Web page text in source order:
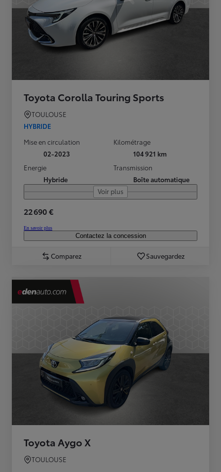
Toyota Corolla Touring Sports
TOULOUSE
HYBRIDE
Mise en circulation
02-2023
Kilométrage
104 921 km
Energie
Hybride
Transmission
Boîte automatique
Voir plus
22 690 €
En savoir plus
Contactez la concession
Comparez Sauvegardez
Toyota Aygo X
TOULOUSE